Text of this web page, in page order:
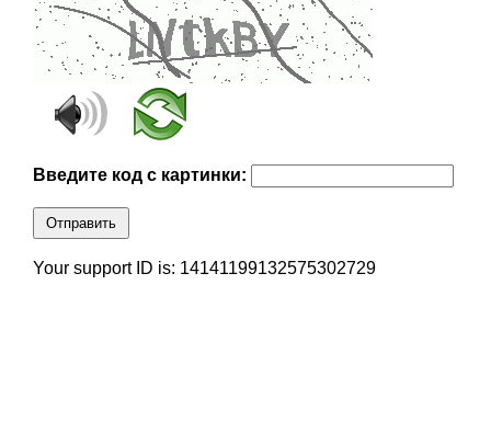
Введите код с картинки:
Отправить
Your support ID is: 14141199132575302729